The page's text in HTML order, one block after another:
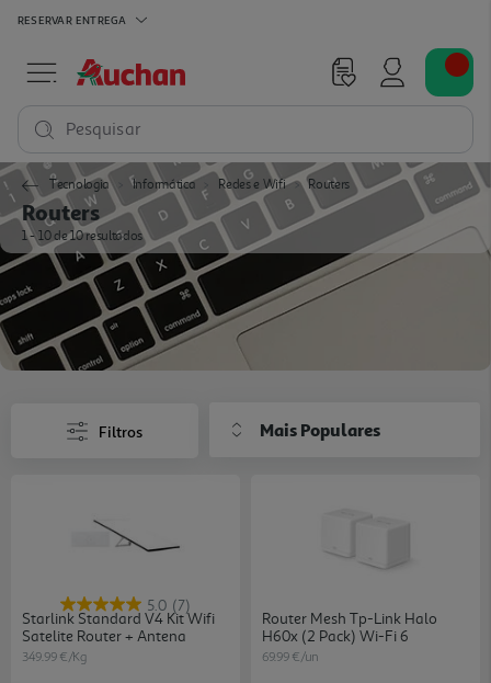
RESERVAR ENTREGA
Pesquisar
Tecnologia Informática Redes e Wifi Routers
Routers
1 - 10 de 10 resultados
Filtros Mais Populares
5.0 (7)
Starlink Standard V4 Kit Wifi
Satelite Router + Antena
349.99 €/Kg
Router Mesh Tp-Link Halo
H60x (2 Pack) Wi-Fi 6
69.99 €/un